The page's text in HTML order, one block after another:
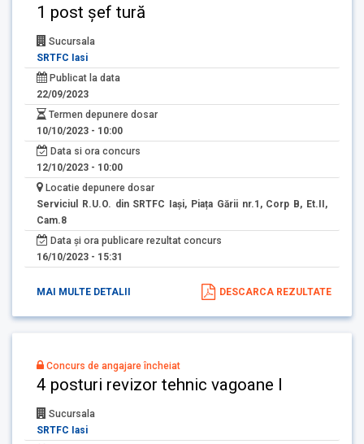
1 post șef tură
Sucursala
SRTFC Iasi
Publicat la data
22/09/2023
Termen depunere dosar
10/10/2023 - 10:00
Data si ora concurs
12/10/2023 - 10:00
Locatie depunere dosar
Serviciul R.U.O. din SRTFC Iași, Piața Gării nr.1, Corp B, Et.II,
Cam.8
Data și ora publicare rezultat concurs
16/10/2023 - 15:31
MAI MULTE DETALII DESCARCA REZULTATE
Concurs de angajare încheiat
4 posturi revizor tehnic vagoane I
Sucursala
SRTFC Iasi